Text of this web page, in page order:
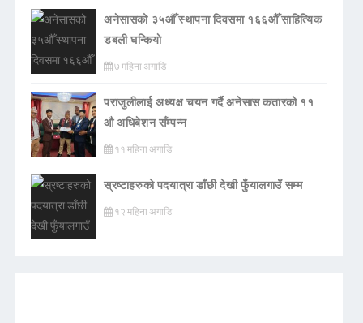
अनेसासको ३५औँ स्थापना दिवसमा १६६औँ साहित्यिक
डबली घन्कियाे
७ महिना अगाडि
पराजुलीलाई अध्यक्ष चयन गर्दै अनेसास कतारको ११
औ अधिबेशन सँम्पन्न
११ महिना अगाडि
स्रष्टाहरुको पदयात्रा डाँछी देखी फुँयालगाउँ सम्म
१२ महिना अगाडि